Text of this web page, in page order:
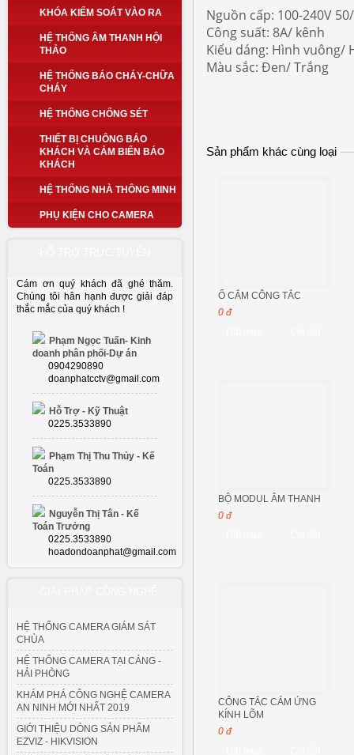
KHÓA KIỂM SOÁT VÀO RA
HỆ THỐNG ÂM THANH HỘI
THẢO
HỆ THỐNG BÁO CHÁY-CHỮA
CHÁY
HỆ THỐNG CHỐNG SÉT
THIẾT BỊ CHUÔNG BÁO
KHÁCH VÀ CẢM BIẾN BÁO
KHÁCH
HỆ THỐNG NHÀ THÔNG MINH
PHỤ KIỆN CHO CAMERA
Cám ơn quý khách đã ghé thăm.
Chúng tôi hân hạnh được giải đáp
thắc mắc của quý khách !
Phạm Ngọc Tuấn- Kinh
doanh phân phối-Dự án
0904290890
doanphatcctv@gmail.com
Hỗ Trợ - Kỹ Thuật
0225.3533890
Phạm Thị Thu Thủy - Kế
Toán
0225.3533890
Nguyễn Thị Tân - Kế
Toán Trưởng
0225.3533890
hoadondoanphat@gmail.com
HỆ THỐNG CAMERA GIÁM SÁT
CHÙA
HỆ THỐNG CAMERA TẠI CẢNG -
HẢI PHÒNG
KHÁM PHÁ CÔNG NGHỆ CAMERA
AN NINH MỚI NHẤT 2019
GIỚI THIỆU DÒNG SẢN PHẨM
EZVIZ - HIKVISION
Nguồn cấp: 100-240V
Công suất: 8A/ kênh
Kiểu dáng: Hình vuông/
Màu sắc: Đen/ Trắng
Sản phẩm khác cùng loại
Ổ CẮM CÔNG TẮC
0 đ
BỘ MODUL ÂM THANH
0 đ
CÔNG TẮC CẢM ỨNG
KÍNH LÕM
0 đ